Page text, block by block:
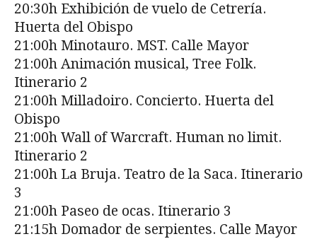
20:30h Exhibición de vuelo de Cetrería.
Huerta del Obispo
21:00h Minotauro. MST. Calle Mayor
21:00h Animación musical, Tree Folk.
Itinerario 2
21:00h Milladoiro. Concierto. Huerta del
Obispo
21:00h Wall of Warcraft. Human no limit.
Itinerario 2
21:00h La Bruja. Teatro de la Saca. Itinerario
3
21:00h Paseo de ocas. Itinerario 3
21:15h Domador de serpientes. Calle Mayor